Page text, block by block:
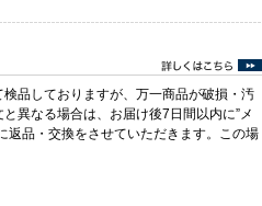
品しておりますが、万一商品が破損・汚
異なる場合は、お届け後7日間以内に”メ
返品・交換をさせていただきます。この場